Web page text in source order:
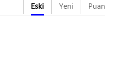
Eski Yeni Puan